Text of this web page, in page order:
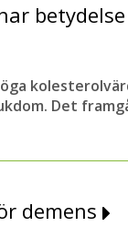
Det
demens